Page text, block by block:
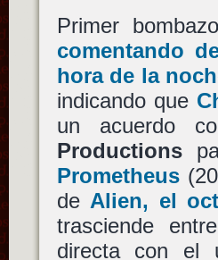
Primer
comentando
hora de la
indicando que
un acuerdo
Productions
Prometheus
de Alien, el
trasciende
directa con el